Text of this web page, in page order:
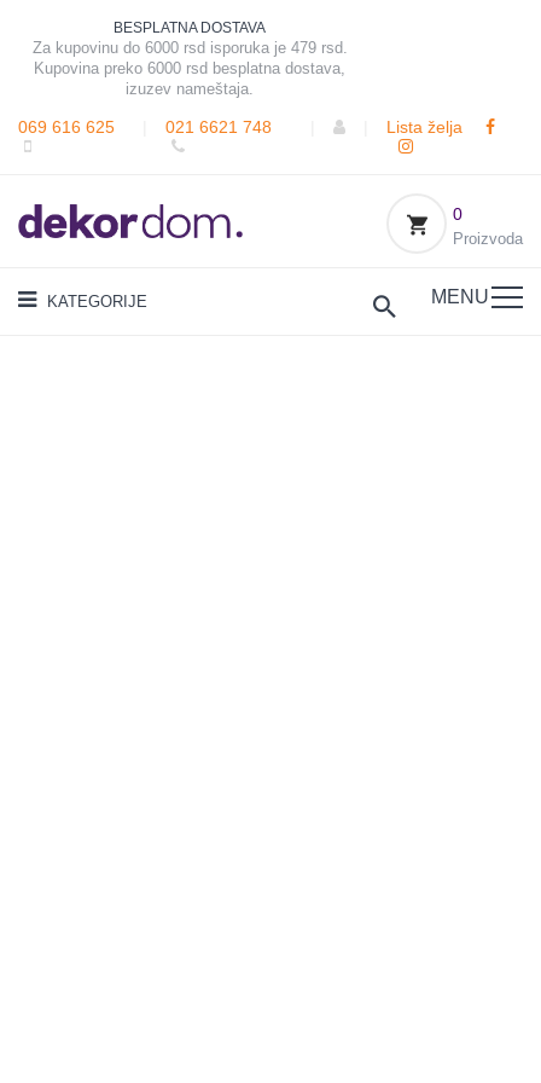
BESPLATNA DOSTAVA
Za kupovinu do 6000 rsd isporuka je 479 rsd.
Kupovina preko 6000 rsd besplatna dostava,
izuzev nameštaja.
069 616 625 021 6621 748 Lista želja
0
Proizvoda
KATEGORIJE MENU